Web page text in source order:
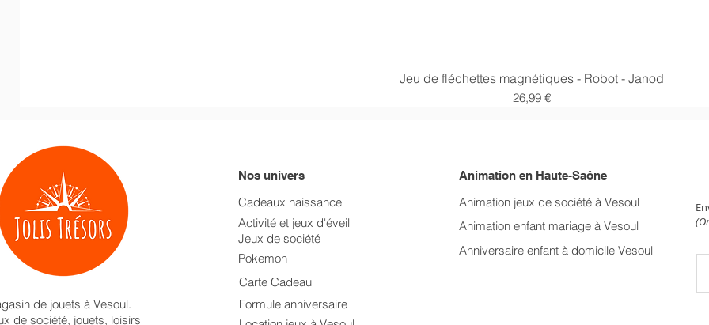
Aperçu rapide
Jeu de fléchettes magnétiques - Robot - Janod
Prix
26,99 €
de jouets à Vesoul.
de société, jouets, loisirs
Nos univers
Cadeaux naissance
Activité et jeux d'éveil
Jeux de société
Pokemon
Carte Cadeau
Formule anniversaire
Animation en Haute-Saône
Animation jeux de société à Vesoul
Animation enfant mariage à Vesoul
Anniversaire enfant à domicile Vesoul